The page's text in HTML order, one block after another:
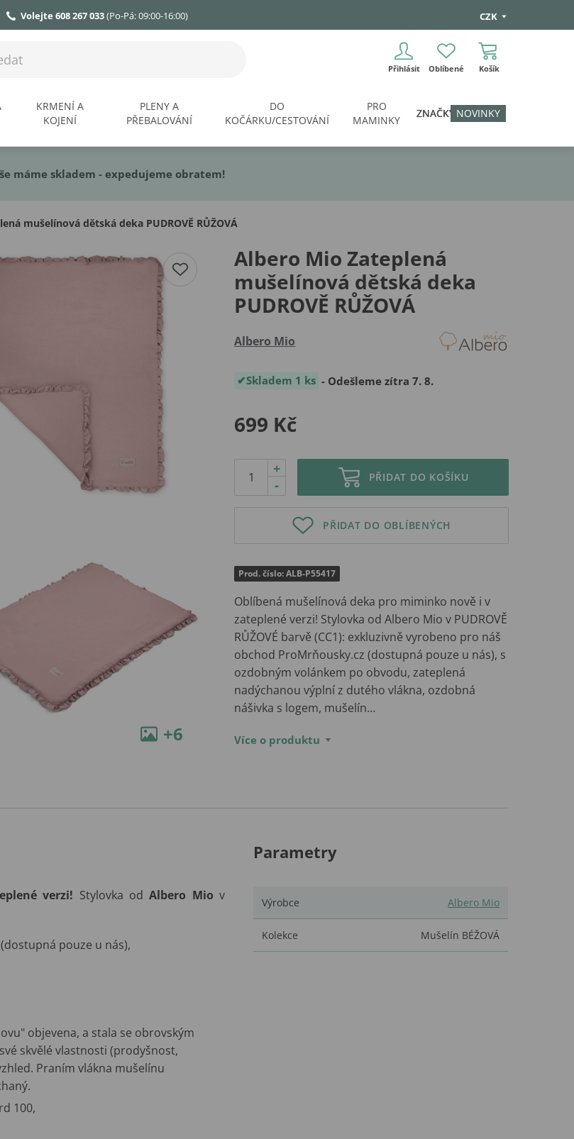
Volejte 608 267 033(Po-Pá: 09:00-16:00) CZK
Přihlásit Oblíbené Košík
KRMENÍ A
KOJENÍ
PLENY A
PŘEBALOVÁNÍ
DO
KOČÁRKU/CESTOVÁNÍ
PRO
MAMINKY
ZNAČKY NOVINKY
máme skladem - expedujeme obratem!
mušelínová dětská deka PUDROVĚ RŮŽOVÁ
Albero Mio Zateplená
mušelínová dětská deka
PUDROVĚ RŮŽOVÁ
Albero Mio
Skladem 1 ks - Odešleme zítra 7. 8.
699 Kč
-
+
PŘIDAT DO KOŠÍKU
PŘIDAT DO OBLÍBENÝCH
Prod. číslo: ALB-P55417
Oblíbená mušelínová deka pro miminko nově i v
zateplené verzi! Stylovka od Albero Mio v PUDROVĚ
RŮŽOVÉ barvě (CC1): exkluzivně vyrobeno pro náš
obchod ProMrňousky.cz (dostupná pouze u nás), s
ozdobným volánkem po obvodu, zateplená
nadýchanou výplní z dutého vlákna, ozdobná
nášivka s logem, mušelín…
Více o produktu
+6
verzi! Stylovka odAlbero Mio v
(dostupná pouze u nás),
objevena, a stala se obrovským
skvělé vlastnosti (prodyšnost,
Praním vlákna mušelínu
100,
Parametry
Výrobce Albero Mio
Kolekce Mušelín BÉŽOVÁ